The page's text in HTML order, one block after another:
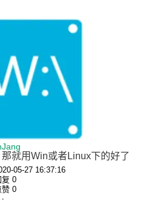
那就用Win或者Linux下的好了
05-27 16:37:16
复 0
赞 0